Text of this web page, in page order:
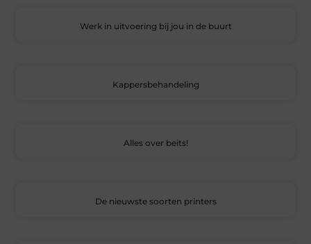
Werk in uitvoering bij jou in de buurt
Kappersbehandeling
Alles over beits!
De nieuwste soorten printers